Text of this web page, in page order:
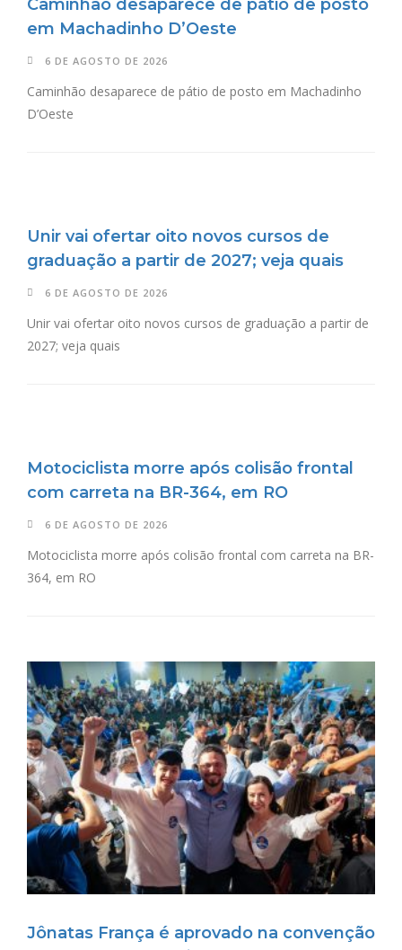
Caminhão desaparece de pátio de posto
em Machadinho D’Oeste
6 DE AGOSTO DE 2026
Caminhão desaparece de pátio de posto em Machadinho
D’Oeste
Unir vai ofertar oito novos cursos de
graduação a partir de 2027; veja quais
6 DE AGOSTO DE 2026
Unir vai ofertar oito novos cursos de graduação a partir de
2027; veja quais
Motociclista morre após colisão frontal
com carreta na BR-364, em RO
6 DE AGOSTO DE 2026
Motociclista morre após colisão frontal com carreta na BR-
364, em RO
Jônatas França é aprovado na convenção